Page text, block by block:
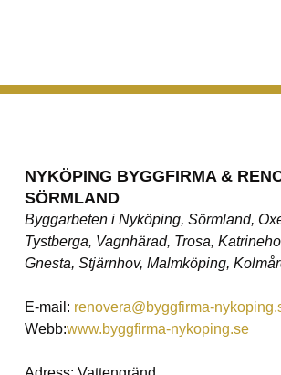
NYKÖPING BYGGFIRMA &
SÖRMLAND
Byggarbeten i Nyköping, Sörmland,
Tystberga, Vagnhärad, Trosa,
Gnesta, Stjärnhov, Malmköping,
E-mail: renovera@byggfirma-
Webb:www.byggfirma-nykoping.se